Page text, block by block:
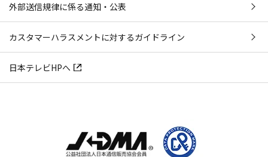
外部送信規律に係る通知・公表
カスタマーハラスメントに対するガイドライン
日本テレビHPへ